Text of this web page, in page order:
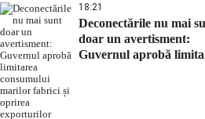
18:21
Deconectările nu mai
doar un avertisment:
Guvernul aprobă